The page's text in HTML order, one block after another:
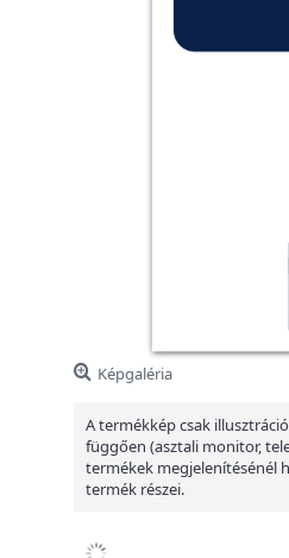
Képgaléria
A termékkép csak
függően (asztali monitor,
termékek megjelenítésénél
termék részei.